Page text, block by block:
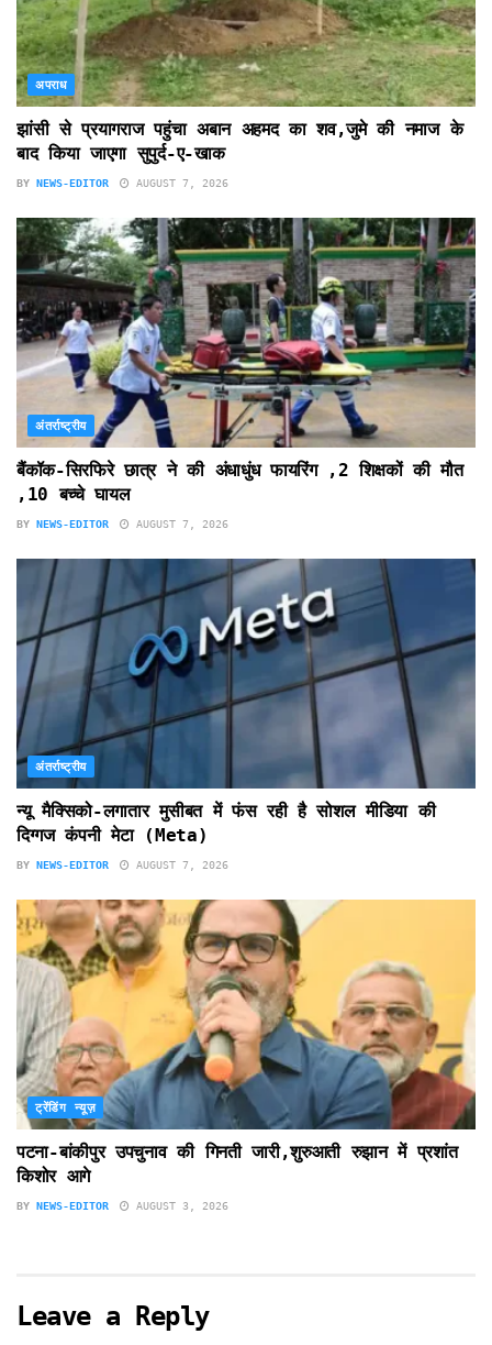
अपराध
झांसी से प्रयागराज पहुंचा अबान अहमद का शव,जुमे की नमाज के
बाद किया जाएगा सुपुर्द-ए-खाक
BY NEWS-EDITOR AUGUST 7, 2026
अंतर्राष्ट्रीय
बैंकॉक-सिरफिरे छात्र ने की अंधाधुंध फायरिंग ,2 शिक्षकों की मौत
,10 बच्चे घायल
BY NEWS-EDITOR AUGUST 7, 2026
अंतर्राष्ट्रीय
न्यू मैक्सिको-लगातार मुसीबत में फंस रही है सोशल मीडिया की
दिग्गज कंपनी मेटा (Meta)
BY NEWS-EDITOR AUGUST 7, 2026
ट्रेंडिंग न्यूज़
पटना-बांकीपुर उपचुनाव की गिनती जारी,शुरुआती रुझान में प्रशांत
किशोर आगे
BY NEWS-EDITOR AUGUST 3, 2026
Leave a Reply